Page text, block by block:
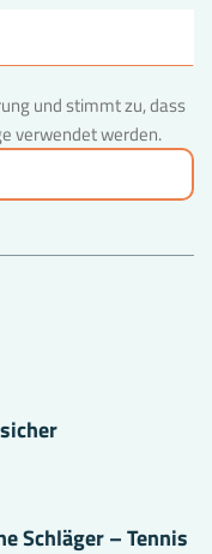
und stimmt zu, dass
verwendet werden.
Schläger – Tennis